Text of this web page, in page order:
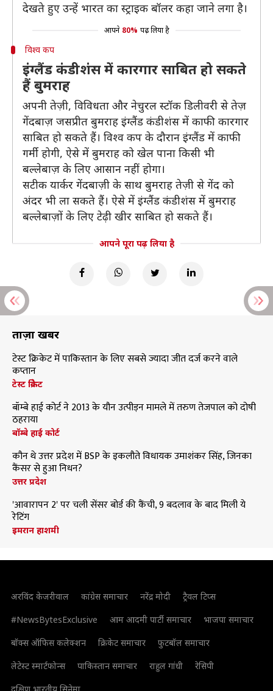
देखते हुए उन्हें भारत का स्ट्राइक बॉलर कहा जाने लगा है।
आपने 80% पढ़ लिया है
विश्व कप
इंग्लैंड कंडीशंस में कारगार साबित हो सकते
हैं बुमराह
अपनी तेज़ी, विविधता और नेचुरल स्टॉक डिलीवरी से तेज़
गेंदबाज़ जसप्रीत बुमराह इंग्लैंड कंडीशंस में काफी कारगार
साबित हो सकते हैं। विश्व कप के दौरान इंग्लैंड में काफी
गर्मी होगी, ऐसे में बुमराह को खेल पाना किसी भी
बल्लेबाज़ के लिए आसान नहीं होगा।
सटीक यार्कर गेंदबाज़ी के साथ बुमराह तेज़ी से गेंद को
अंदर भी ला सकते हैं। ऐसे में इंग्लैंड कंडीशंस में बुमराह
बल्लेबाज़ों के लिए टेढ़ी खीर साबित हो सकते हैं।
आपने पूरा पढ़ लिया है
ताज़ा खबरें
टेस्ट क्रिकेट में पाकिस्तान के लिए सबसे ज्यादा जीत दर्ज करने वाले
कप्तान
टेस्ट क्रिकेट
बॉम्बे हाई कोर्ट ने 2013 के यौन उत्पीड़न मामले में तरुण तेजपाल को दोषी
ठहराया
बॉम्बे हाई कोर्ट
कौन थे उत्तर प्रदेश में BSP के इकलौते विधायक उमाशंकर सिंह, जिनका
कैंसर से हुआ निधन?
उत्तर प्रदेश
'आवारापन 2' पर चली सेंसर बोर्ड की कैंची, 9 बदलाव के बाद मिली ये
रेटिंग
इमरान हाशमी
अरविंद केजरीवाल कांग्रेस समाचार नरेंद्र मोदी
ट्रैवल टिप्स
#NewsBytesExclusive
आम आदमी पार्टी समाचार
भाजपा समाचार
बॉक्स ऑफिस कलेक्शन
क्रिकेट समाचार
फुटबॉल समाचार
लेटेस्ट स्मार्टफोन्स
पाकिस्तान समाचार राहुल गांधी
रेसिपी